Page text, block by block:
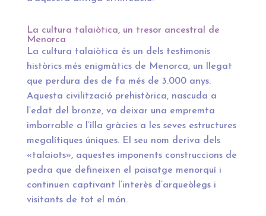
La cultura talaiòtica, un tresor ancestral de
Menorca
La cultura talaiòtica és un dels testimonis
històrics més enigmàtics de Menorca, un llegat
que perdura des de fa més de 3.000 anys.
Aquesta civilització prehistòrica, nascuda a
l’edat del bronze, va deixar una empremta
imborrable a l’illa gràcies a les seves estructures
megalítiques úniques. El seu nom deriva dels
«talaiots», aquestes imponents construccions de
pedra que defineixen el paisatge menorquí i
continuen captivant l’interès d’arqueòlegs i
visitants de tot el món.